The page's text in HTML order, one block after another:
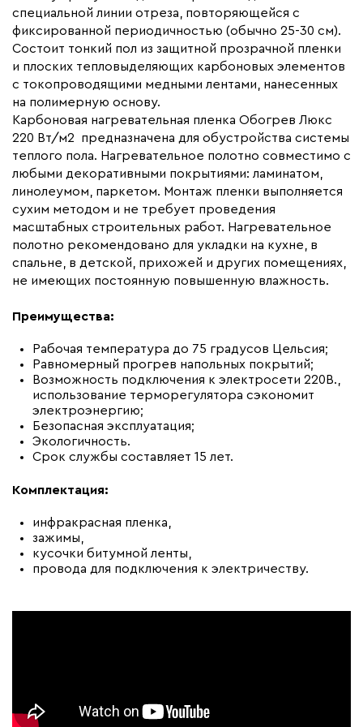
Макс. рабочая температура (C)
Макс. ток нагрузки (А) 7.5
Ширина (мм) 1000
Толщина (мм)
Длина установочного провода, м 2x7,5
Страна производства
Гарантия (год)
Срок службы(год) 15
Вес (кг) 5,62
Коллекция
Комплекты Обогрев Люкс
100PL
специальной линии отреза, повторяющейся с
фиксированной периодичностью (обычно 25-30 см).
Состоит тонкий пол из защитной прозрачной пленки
и плоских тепловыделяющих карбоновых элементов
с токопроводящими медными лентами, нанесенных
на полимерную основу.
Карбоновая нагревательная пленка Обогрев Люкс
220 Вт/м2 предназначена для обустройства системы
теплого пола. Нагревательное полотно совместимо с
любыми декоративными покрытиями: ламинатом,
линолеумом, паркетом. Монтаж пленки выполняется
сухим методом и не требует проведения
масштабных строительных работ. Нагревательное
полотно рекомендовано для укладки на кухне, в
спальне, в детской, прихожей и других помещениях,
не имеющих постоянную повышенную влажность.
Преимущества:
Рабочая температура до 75 градусов Цельсия;
Равномерный прогрев напольных покрытий;
Возможность подключения к электросети 220В.,
использование терморегулятора сэкономит
электроэнергию;
Безопасная эксплуатация;
Экологичность.
Срок службы составляет 15 лет.
Комплектация:
инфракрасная пленка,
зажимы,
кусочки битумной ленты,
провода для подключения к электричеству.